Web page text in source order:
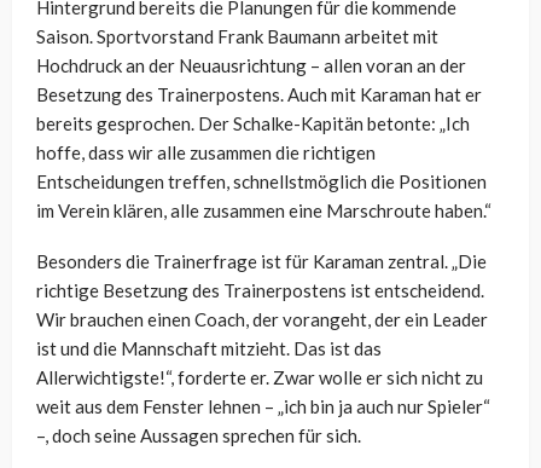
Hintergrund bereits die Planungen für die kommende
Saison. Sportvorstand Frank Baumann arbeitet mit
Hochdruck an der Neuausrichtung – allen voran an der
Besetzung des Trainerpostens. Auch mit Karaman hat er
bereits gesprochen. Der Schalke-Kapitän betonte: „Ich
hoffe, dass wir alle zusammen die richtigen
Entscheidungen treffen, schnellstmöglich die Positionen
im Verein klären, alle zusammen eine Marschroute haben.“
Besonders die Trainerfrage ist für Karaman zentral. „Die
richtige Besetzung des Trainerpostens ist entscheidend.
Wir brauchen einen Coach, der vorangeht, der ein Leader
ist und die Mannschaft mitzieht. Das ist das
Allerwichtigste!“, forderte er. Zwar wolle er sich nicht zu
weit aus dem Fenster lehnen – „ich bin ja auch nur Spieler“
–, doch seine Aussagen sprechen für sich.